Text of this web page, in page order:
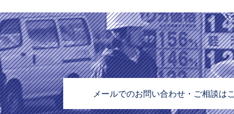
メールでのお問い合わせ・ご相談は